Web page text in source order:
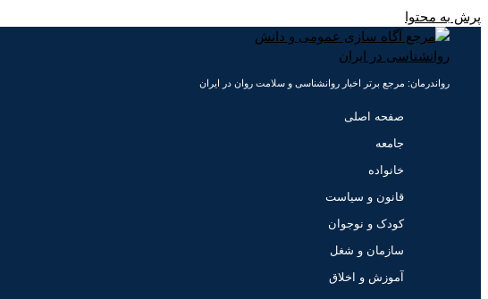
پرش به محتوا
رواندرمان: مرجع برتر اخبار روانشناسی و سلامت روان در ایران
صفحه اصلی
جامعه
خانواده
قانون و سیاست
کودک و نوجوان
سازمان و شغل
آموزش و اخلاق